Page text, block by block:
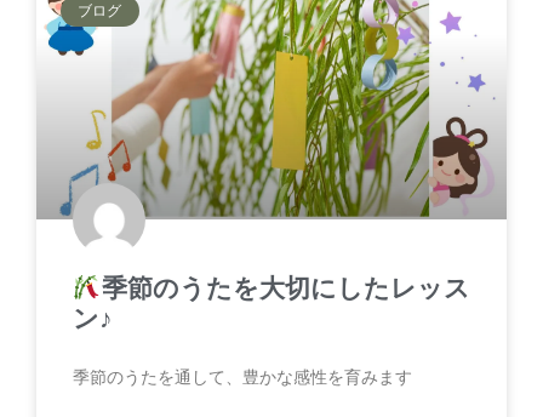
ブログ
季節のうたを大切にしたレッス
ン♪
季節のうたを通して、豊かな感性を育みます